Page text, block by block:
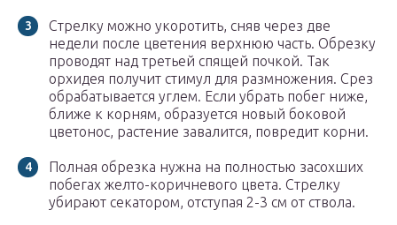
Стрелку можно укоротить, сняв через две
недели после цветения верхнюю часть. Обрезку
проводят над третьей спящей почкой. Так
орхидея получит стимул для размножения. Срез
обрабатывается углем. Если убрать побег ниже,
ближе к корням, образуется новый боковой
цветонос, растение завалится, повредит корни.
Полная обрезка нужна на полностью засохших
побегах желто-коричневого цвета. Стрелку
убирают секатором, отступая 2-3 см от ствола.